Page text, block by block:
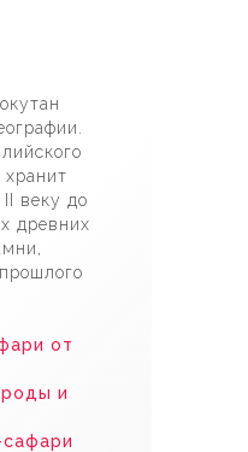
веку до
древних
от
и